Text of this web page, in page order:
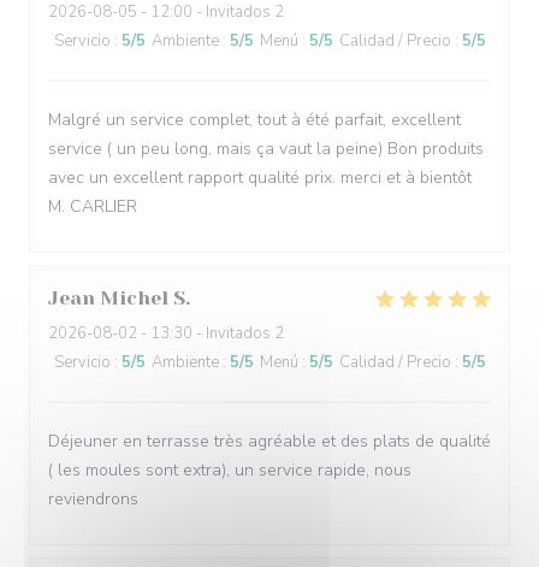
2026-08-05 - 12:00 - Invitados 2
Servicio : 5/5 Ambiente : 5/5 Menú : 5/5 Calidad / Precio : 5/5
Malgré un service complet, tout à été parfait, excellent
service ( un peu long, mais ça vaut la peine) Bon produits
avec un excellent rapport qualité prix. merci et à bientôt
M. CARLIER
Jean Michel S
2026-08-02 - 13:30 - Invitados 2
Servicio : 5/5 Ambiente : 5/5 Menú : 5/5 Calidad / Precio : 5/5
Déjeuner en terrasse très agréable et des plats de qualité
( les moules sont extra), un service rapide, nous
reviendrons